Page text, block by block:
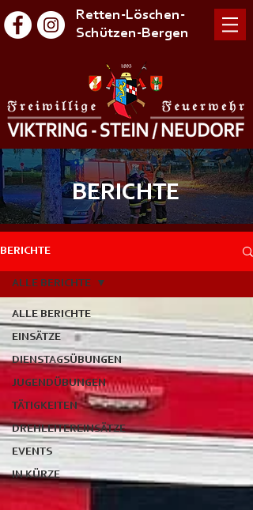
Retten-Löschen-
Schützen-Bergen
BERICHTE
BERICHTE
ALLE BERICHTE
EINSÄTZE
DIENSTAGSÜBUNGEN
JUGENDÜBUNGEN
TÄTIGKEITEN
DREHLEITEREINSÄTZE
EVENTS
IN KÜRZE
ALLE BERICHTE